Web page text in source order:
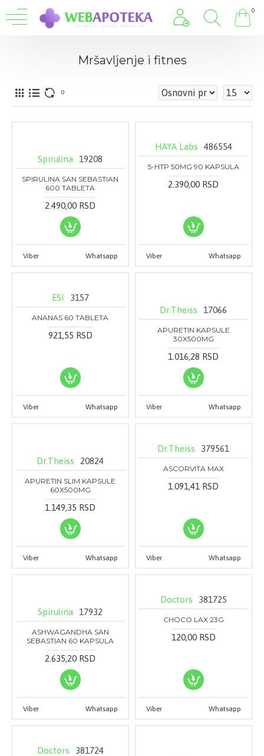
0
Mršavljenje i fitnes
0
Spirulina 19208
SPIRULINA SAN SEBASTIAN
600 TABLETA
2.490,00 RSD
Viber Whatsapp
HAYA Labs 486554
5-HTP 50MG 90 KAPSULA
2.390,00 RSD
Viber Whatsapp
ESI 3157
ANANAS 60 TABLETA
921,55 RSD
Viber Whatsapp
Dr.Theiss 17066
APURETIN KAPSULE
30X500MG
1.016,28 RSD
Viber Whatsapp
Dr.Theiss 20824
APURETIN SLIM KAPSULE
60X500MG
1.149,35 RSD
Viber Whatsapp
Dr.Theiss 379561
ASCORVITA MAX
1.091,41 RSD
Viber Whatsapp
Spirulina 17932
ASHWAGANDHA SAN
SEBASTIAN 60 KAPSULA
2.635,20 RSD
Viber Whatsapp
Doctors 381725
CHOCO LAX 23G
120,00 RSD
Viber Whatsapp
Doctors 381724